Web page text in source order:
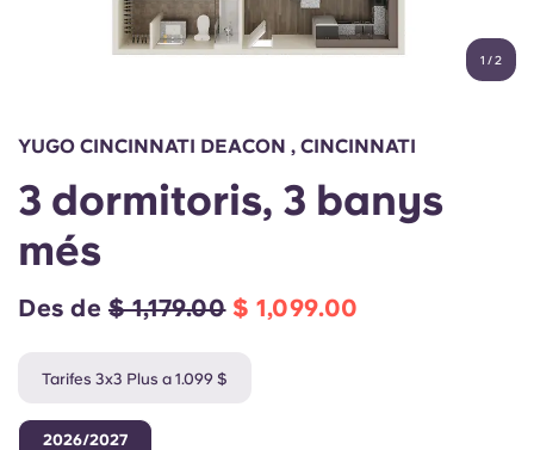
Compte Llengua
Chinese
Inicia la sessió
Portuguese
1 /2
YUGO CINCINNATI DEACON , CINCINNATI
3 dormitoris, 3 banys
més
Des de $ 1,179.00 $ 1,099.00
Tarifes 3x3 Plus a 1.099 $
2026/2027